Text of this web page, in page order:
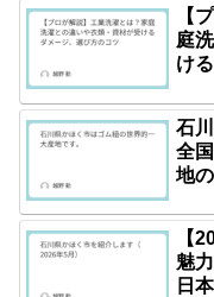
【
庭
け
石
全
地
【
魅
日